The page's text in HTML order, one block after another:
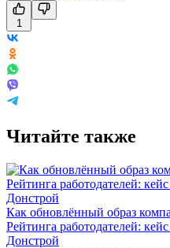
1
Читайте также
Как обновлённый образ
Рейтинга работодателей:
Донстрой